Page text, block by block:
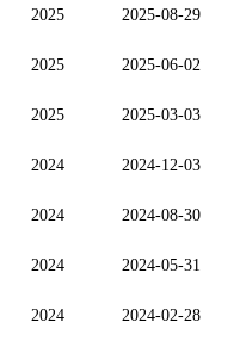
2025 2025-08-29
2025 2025-06-02
2025 2025-03-03
2024 2024-12-03
2024 2024-08-30
2024 2024-05-31
2024 2024-02-28